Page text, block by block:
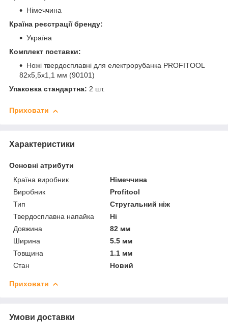
Німеччина
Країна реєстрації бренду:
Україна
Комплект поставки:
Ножі твердосплавні для електрорубанка PROFITOOL
82х5,5х1,1 мм (90101)
Упаковка стандартна: 2 шт.
Приховати
Характеристики
Основні атрибути
Країна виробник
Німеччина
Виробник
Profitool
Тип
Стругальний ніж
Твердосплавна напайка
Ні
Довжина
82 мм
Ширина
5.5 мм
Товщина
1.1 мм
Стан
Новий
Приховати
Умови доставки